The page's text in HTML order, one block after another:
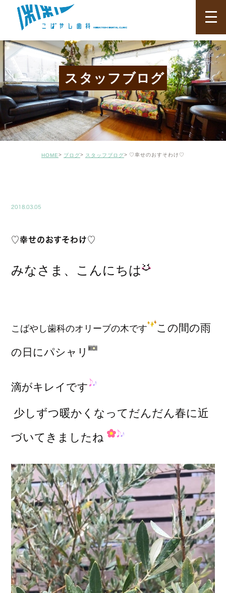
スタッフブログ
HOME ブログ スタッフブログ ♡幸せのおすそわけ♡
2018.03.05
♡幸せのおすそわけ♡
みなさま、こんにちは
こばやし歯科のオリーブの木です この間の雨
の日にパシャリ
滴がキレイです
少しずつ暖かくなってだんだん春に近
づいてきましたね